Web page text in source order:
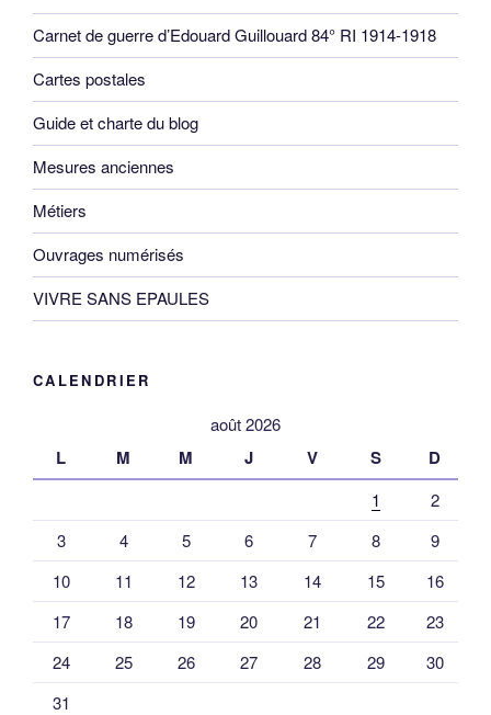
Carnet de guerre d’Edouard Guillouard 84° RI 1914-1918
Cartes postales
Guide et charte du blog
Mesures anciennes
Métiers
Ouvrages numérisés
VIVRE SANS EPAULES
CALENDRIER
août 2026
L M M J V S D
1
2
3
4 5 6 7 8
9
10
11 12 13 14 15
16
17
18 19 20 21 22
23
24
25 26 27 28 29
30
31